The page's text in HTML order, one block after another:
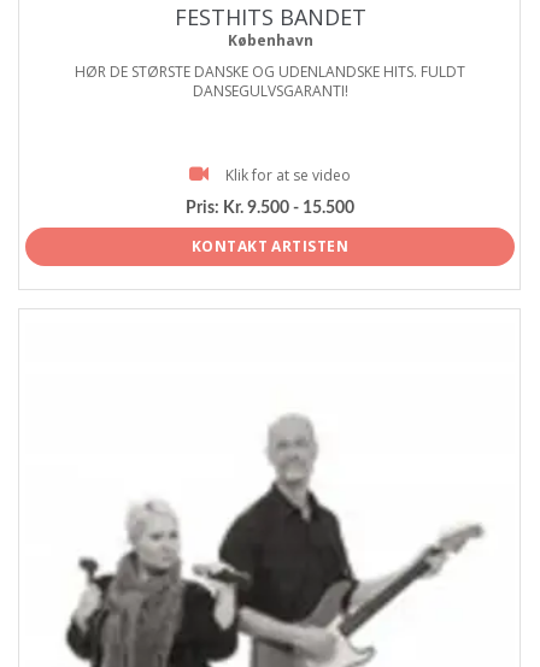
FESTHITS BANDET
København
HØR DE STØRSTE DANSKE OG UDENLANDSKE HITS. FULDT
DANSEGULVSGARANTI!
Klik for at se video
Pris: Kr. 9.500 - 15.500
KONTAKT ARTISTEN